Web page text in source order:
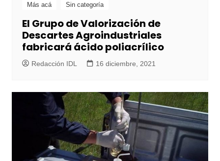
Más acá Sin categoría
El Grupo de Valorización de
Descartes Agroindustriales
fabricará ácido poliacrílico
Redacción IDL 16 diciembre, 2021